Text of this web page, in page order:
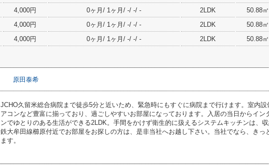
4,000円 0ヶ月/ 1ヶ月/ -/ -/ - 2LDK
50.88㎡
4,000円 0ヶ月/ 1ヶ月/ -/ -/ - 2LDK
50.88㎡
4,000円 0ヶ月/ 1ヶ月/ -/ -/ - 2LDK 50.88㎡
原田泰希
JCHO久留米総合病院まで徒歩5分と近いため、緊急時にもすぐに病院まで行けます。室内
アコンなど豊富に揃っており、過ごしやすいお部屋になっております。入居の当日からイ
ンでゆとりのある生活ができる2LDK。手間をかけず衛生的に扱えるシステムキッチンは、
鉄大牟田線櫛原付近でお部屋をお探しの方は、是非当社へお越し下さい。当社でなら、き
ます。